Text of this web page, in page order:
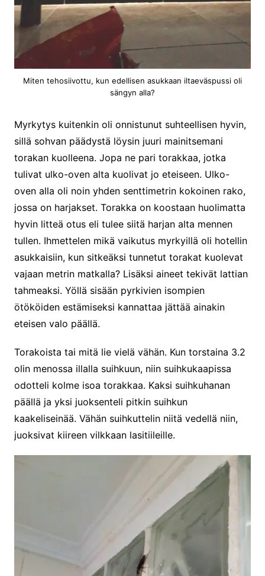
Miten tehosiivottu, kun edellisen asukkaan iltaeväspussi oli
sängyn alla?
Myrkytys kuitenkin oli onnistunut suhteellisen hyvin,
sillä sohvan päädystä löysin juuri mainitsemani
torakan kuolleena. Jopa ne pari torakkaa, jotka
tulivat ulko-oven alta kuolivat jo eteiseen. Ulko-
oven alla oli noin yhden senttimetrin kokoinen rako,
jossa on harjakset. Torakka on koostaan huolimatta
hyvin litteä otus eli tulee siitä harjan alta mennen
tullen. Ihmettelen mikä vaikutus myrkyillä oli hotellin
asukkaisiin, kun sitkeäksi tunnetut torakat kuolevat
vajaan metrin matkalla? Lisäksi aineet tekivät lattian
tahmeaksi. Yöllä sisään pyrkivien isompien
ötököiden estämiseksi kannattaa jättää ainakin
eteisen valo päällä.
Torakoista tai mitä lie vielä vähän. Kun torstaina 3.2
olin menossa illalla suihkuun, niin suihkukaapissa
odotteli kolme isoa torakkaa. Kaksi suihkuhanan
päällä ja yksi juoksenteli pitkin suihkun
kaakeliseinää. Vähän suihkuttelin niitä vedellä niin,
juoksivat kiireen vilkkaan lasitiileille.